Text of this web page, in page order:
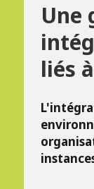
Une
liés